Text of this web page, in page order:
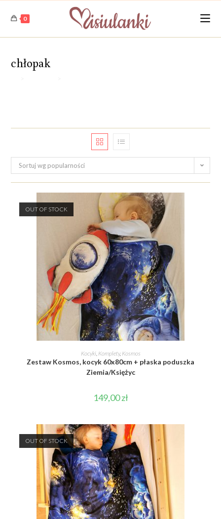
0
chłopak
Sortuj wg popularności
OUT OF STOCK
DOWIEDZ SIĘ WIĘCEJ
Kocyki, Komplety, Kosmos
Zestaw Kosmos, kocyk 60x80cm + płaska poduszka
Ziemia/Księżyc
149,00zł
OUT OF STOCK